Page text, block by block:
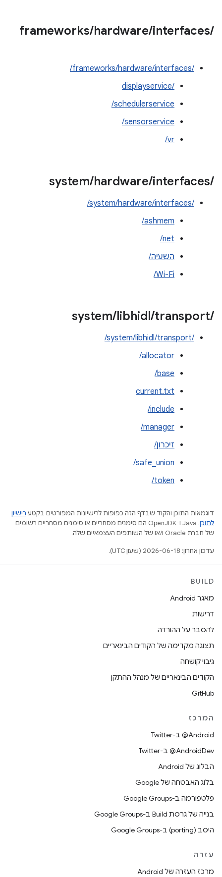
/
frameworks/hardware/interfaces
/frameworks/hardware/interfaces/
displayservice/‎
schedulerservice/
sensorservice/
vr/
/
system/hardware/interfaces
/system/hardware/interfaces/
ashmem/
net/
השעיה/
Wi-Fi/
/
system/libhidl/transport
/system/libhidl/transport/
allocator/
base/
current.txt
include/
manager/
זיכרון/
safe_union/
token/
דוגמאות התוכן והקוד שבדף הזה כפופות לרישיונות המפורטים בקטע רישיון
לתוכן
.‏ Java ו-OpenJDK הם סימנים מסחריים או סימנים מסחריים רשומים
של חברת Oracle ו/או של השותפים העצמאיים שלה.
עדכון אחרון: 2026-06-18 (שעון UTC).
BUILD
מאגר Android
דרישות
להסבר על ההורדה
תצוגה מקדימה של הקודים הבינאריים
גיבוי קושחה
הקודים הבינאריים של מנהל ההתקן
GitHub
המרכז
‎@Android ב-Twitter
‎@AndroidDev ב-Twitter
הבלוג של Android
בלוג האבטחה של Google
פלטפורמה ב-Google Groups
בנייה של גרסת Build ב-Google Groups
היסב (porting) ב-Google Groups
עזרה
מרכז העזרה של Android